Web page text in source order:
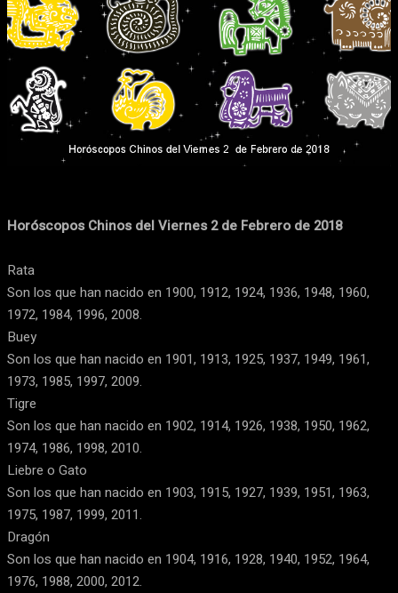
Facebook WhatsApp
Horóscopos Chinos del Viernes 2 de Febrero de 2018
Rata
Son los que han nacido en 1900, 1912, 1924, 1936, 1948, 1960,
1972, 1984, 1996, 2008.
Buey
Son los que han nacido en 1901, 1913, 1925, 1937, 1949, 1961,
1973, 1985, 1997, 2009.
Tigre
Son los que han nacido en 1902, 1914, 1926, 1938, 1950, 1962,
1974, 1986, 1998, 2010.
Liebre o Gato
Son los que han nacido en 1903, 1915, 1927, 1939, 1951, 1963,
1975, 1987, 1999, 2011.
Dragón
Son los que han nacido en 1904, 1916, 1928, 1940, 1952, 1964,
1976, 1988, 2000, 2012.